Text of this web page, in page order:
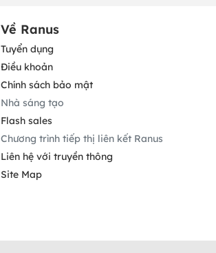
Về Ranus
Tuyển dụng
Điều khoản
Chính sách bảo mật
Nhà sáng tạo
Flash sales
Chương trình tiếp thị liên kết Ranus
Liên hệ với truyền thông
Site Map